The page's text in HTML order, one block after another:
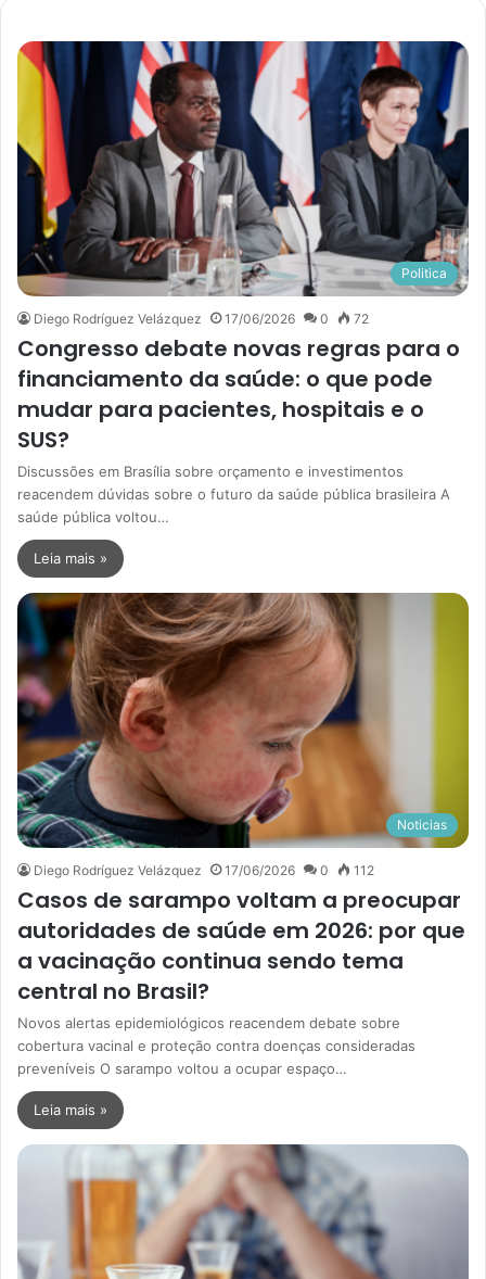
t
e
Politica
Diego Rodríguez Velázquez 17/06/2026 0 72
Congresso debate novas regras para o
financiamento da saúde: o que pode
mudar para pacientes, hospitais e o
SUS?
Discussões em Brasília sobre orçamento e investimentos
reacendem dúvidas sobre o futuro da saúde pública brasileira A
saúde pública voltou…
Leia mais »
Noticias
Diego Rodríguez Velázquez 17/06/2026 0 112
Casos de sarampo voltam a preocupar
autoridades de saúde em 2026: por que
a vacinação continua sendo tema
central no Brasil?
Novos alertas epidemiológicos reacendem debate sobre
cobertura vacinal e proteção contra doenças consideradas
preveníveis O sarampo voltou a ocupar espaço…
Leia mais »